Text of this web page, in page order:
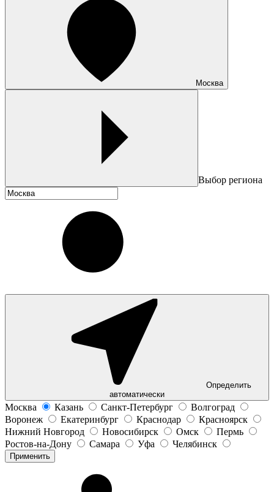
Москва
Выбор региона
Определить
автоматически
Москва Казань Санкт-Петербург
Волгоград
Воронеж
Екатеринбург Краснодар
Красноярск
Нижний Новгород
Новосибирск Омск
Пермь
Ростов-на-Дону
Самара Уфа Челябинск
Применить